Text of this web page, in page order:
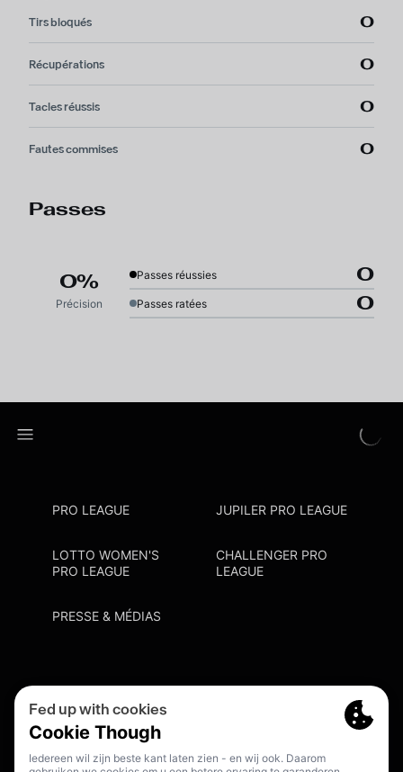
Tirs bloqués 0
Récupérations 0
Tacles réussis 0
Fautes commises 0
Passes
0%
Précision
Passes réussies 0
Passes ratées 0
PRO LEAGUE JUPILER PRO LEAGUE
LOTTO WOMEN'S
PRO LEAGUE
CHALLENGER PRO
LEAGUE
PRESSE & MÉDIAS
Cookie Policy
Point De Contact Discrimination